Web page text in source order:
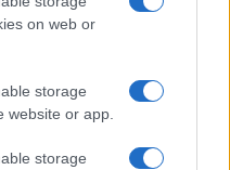
on web or
storage
website or app.
storage
Vuzenica - Območje Orlice
Ravne - Območje Podkraj
Vuzenica - Območje Mute